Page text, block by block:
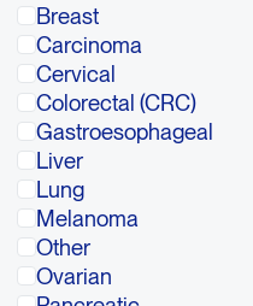
Breast
Carcinoma
Cervical
Colorectal (CRC)
Gastroesophageal
Liver
Lung
Melanoma
Other
Ovarian